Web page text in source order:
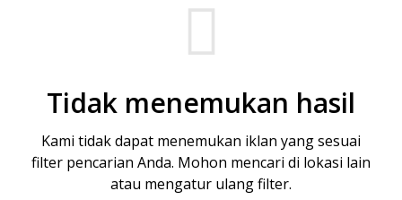
Tidak menemukan hasil
Kami tidak dapat menemukan iklan yang sesuai
filter pencarian Anda. Mohon mencari di lokasi lain
atau mengatur ulang filter.